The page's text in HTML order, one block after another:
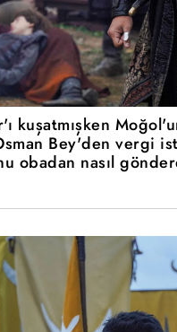
kuşatmışken
Bey'den vergi
obadan nasıl